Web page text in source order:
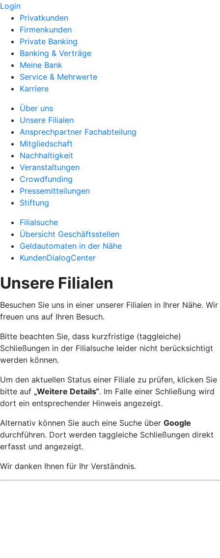
Login
Privatkunden
Firmenkunden
Private Banking
Banking & Verträge
Meine Bank
Service & Mehrwerte
Karriere
Über uns
Unsere Filialen
Ansprechpartner Fachabteilung
Mitgliedschaft
Nachhaltigkeit
Veranstaltungen
Crowdfunding
Pressemitteilungen
Stiftung
Filialsuche
Übersicht Geschäftsstellen
Geldautomaten in der Nähe
KundenDialogCenter
Unsere Filialen
Besuchen Sie uns in einer unserer Filialen in Ihrer Nähe. Wir
freuen uns auf Ihren Besuch.
Bitte beachten Sie, dass kurzfristige (taggleiche)
Schließungen in der Filialsuche leider nicht berücksichtigt
werden können.
Um den aktuellen Status einer Filiale zu prüfen, klicken Sie
bitte auf „Weitere Details“. Im Falle einer Schließung wird
dort ein entsprechender Hinweis angezeigt.
Alternativ können Sie auch eine Suche über Google
durchführen. Dort werden taggleiche Schließungen direkt
erfasst und angezeigt.
Wir danken Ihnen für Ihr Verständnis.